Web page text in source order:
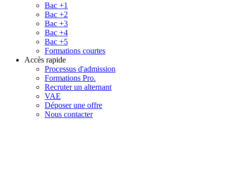
Bac +1
Bac +2
Bac +3
Bac +4
Bac +5
Formations courtes
Accès rapide
Processus d'admission
Formations Pro.
Recruter un alternant
VAE
Déposer une offre
Nous contacter